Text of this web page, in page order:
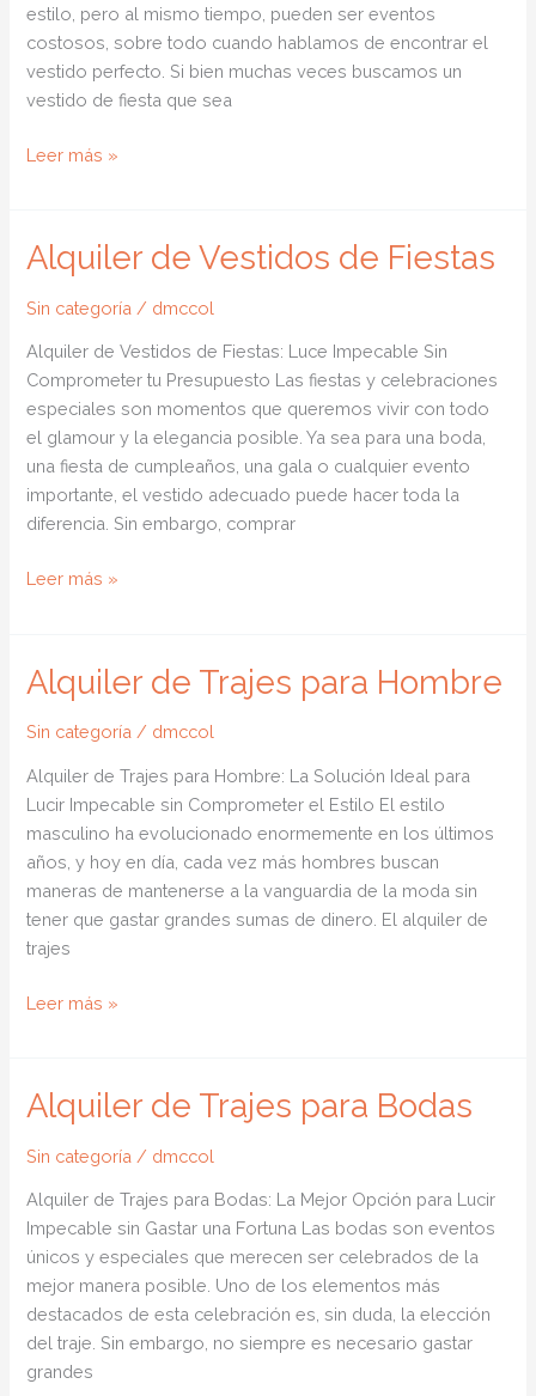
estilo, pero al mismo tiempo, pueden ser eventos
costosos, sobre todo cuando hablamos de encontrar el
vestido perfecto. Si bien muchas veces buscamos un
vestido de fiesta que sea
Alquiler
Fiesta
para
Leer más »
Alquiler de Vestidos de Fiestas
Sin categoría / dmccol
Alquiler de Vestidos de Fiestas: Luce Impecable Sin
Comprometer tu Presupuesto Las fiestas y celebraciones
especiales son momentos que queremos vivir con todo
el glamour y la elegancia posible. Ya sea para una boda,
una fiesta de cumpleaños, una gala o cualquier evento
importante, el vestido adecuado puede hacer toda la
diferencia. Sin embargo, comprar
Alquiler
Fiestas
Leer más »
Alquiler de Trajes para Hombre
Sin categoría / dmccol
Alquiler de Trajes para Hombre: La Solución Ideal para
Lucir Impecable sin Comprometer el Estilo El estilo
masculino ha evolucionado enormemente en los últimos
años, y hoy en día, cada vez más hombres buscan
maneras de mantenerse a la vanguardia de la moda sin
tener que gastar grandes sumas de dinero. El alquiler de
trajes
Alquiler
para
Hombre
Leer más »
Alquiler de Trajes para Bodas
Sin categoría / dmccol
Alquiler de Trajes para Bodas: La Mejor Opción para Lucir
Impecable sin Gastar una Fortuna Las bodas son eventos
únicos y especiales que merecen ser celebrados de la
mejor manera posible. Uno de los elementos más
destacados de esta celebración es, sin duda, la elección
del traje. Sin embargo, no siempre es necesario gastar
grandes